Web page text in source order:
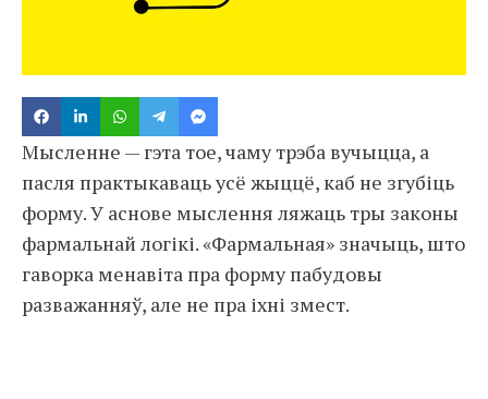
Мысленне — гэта тое, чаму трэба вучыцца, а
пасля практыкаваць усё жыццё, каб не згубіць
форму. У аснове мыслення ляжаць тры законы
фармальнай логікі. «Фармальная» значыць, што
гаворка менавіта пра форму пабудовы
разважанняў, але не пра іхні змест.